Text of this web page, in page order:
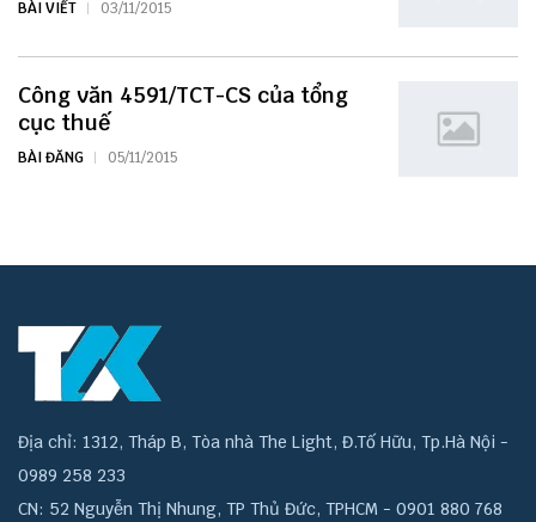
BÀI VIẾT 03/11/2015
Công văn 4591/TCT-CS của tổng
cục thuế
BÀI ĐĂNG 05/11/2015
Địa chỉ: 1312, Tháp B, Tòa nhà The Light, Đ.Tố Hữu, Tp.Hà Nội -
0989 258 233
CN: 52 Nguyễn Thị Nhung, TP Thủ Đức, TPHCM - 0901 880 768